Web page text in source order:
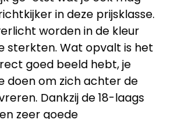
in deze prijsklasse.
worden in de kleur
sterkten. Wat opvalt is het
goed beeld hebt, je
doen om zich achter de
Dankzij de 18-laags
zeer goede